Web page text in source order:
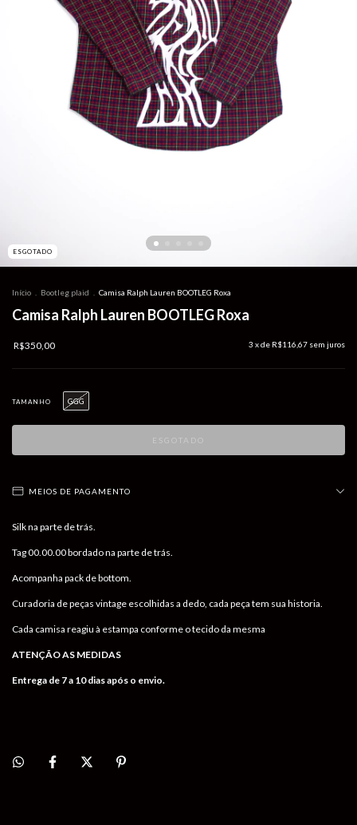
ESGOTADO
Início Bootleg plaid Camisa Ralph Lauren BOOTLEG Roxa
Camisa Ralph Lauren BOOTLEG Roxa
R$350,00 3 x de R$116,67 sem juros
TAMANHO GGG
MEIOS DE PAGAMENTO
Silk na parte de trás.
Tag 00.00.00 bordado na parte de trás.
Acompanha pack de bottom.
Curadoria de peças vintage escolhidas a dedo, cada peça tem sua historia.
Cada camisa reagiu à estampa conforme o tecido da mesma
ATENÇÃO AS MEDIDAS
Entrega de 7 a 10 dias após o envio.